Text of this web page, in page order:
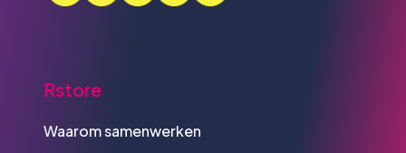
Rstore
Waarom samenwerken